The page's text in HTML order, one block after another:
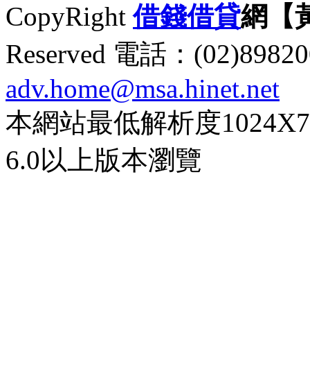
CopyRight借錢借貸網【
Reserved 電話：
adv.home@msa.hinet.net
本網站最低解析度
6.0以上版本瀏覽